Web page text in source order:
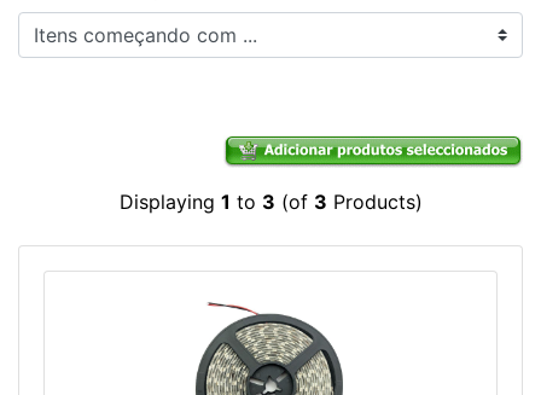
Itens começando com ...
Displaying 1 to 3 (of 3 Products)